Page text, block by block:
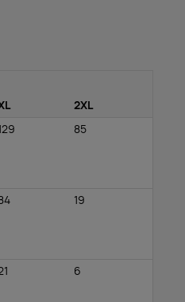
2XL
85
19
6